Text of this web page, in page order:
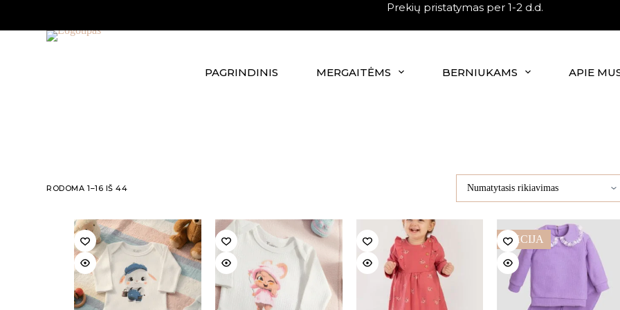
content
Prekių pristatymas per 1-2 d.d.
PAGRINDINIS MERGAITĖMS BERNIUKAMS APIE
RODOMA 1–16 IŠ 44
AKCIJA